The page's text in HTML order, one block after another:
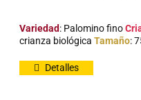
Variedad: Palomino fino
crianza biológicaTamaño:
Detalles